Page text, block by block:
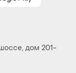
дом 201-